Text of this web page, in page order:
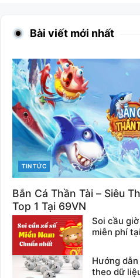
Bài viết mới nhất
CATEGORIES
TIN TỨC
Bắn Cá Thần Tài – Siêu
Top 1 Tại 69VN
Soi cầu
miễn phí
Hướng
theo dữ